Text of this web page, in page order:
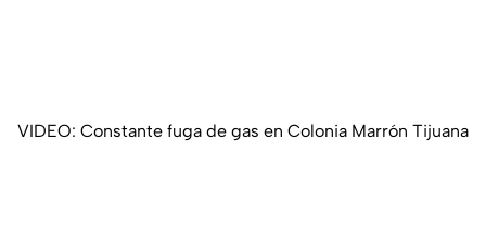
VIDEO: Constante fuga de gas en Colonia Marrón Tijuana